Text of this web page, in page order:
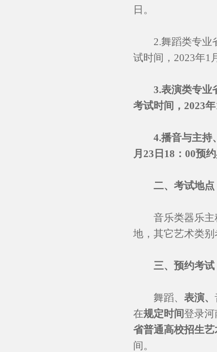
日。
2.舞蹈类专业省
试时间，2023年1
3.表演类专业
考试时间， 2023
4.播音与主持
月23日18：00预
二、考试地点
音乐类器乐主
地，其它艺术类
三、预约考试
舞蹈、 表演、
在规定时间登录
省普通高校招生
间。